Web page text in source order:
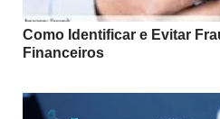
Como Identificar e Evitar
Financeiros